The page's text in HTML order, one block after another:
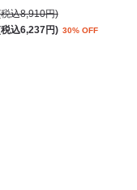
込8,910円)
込6,237円) 30% OFF